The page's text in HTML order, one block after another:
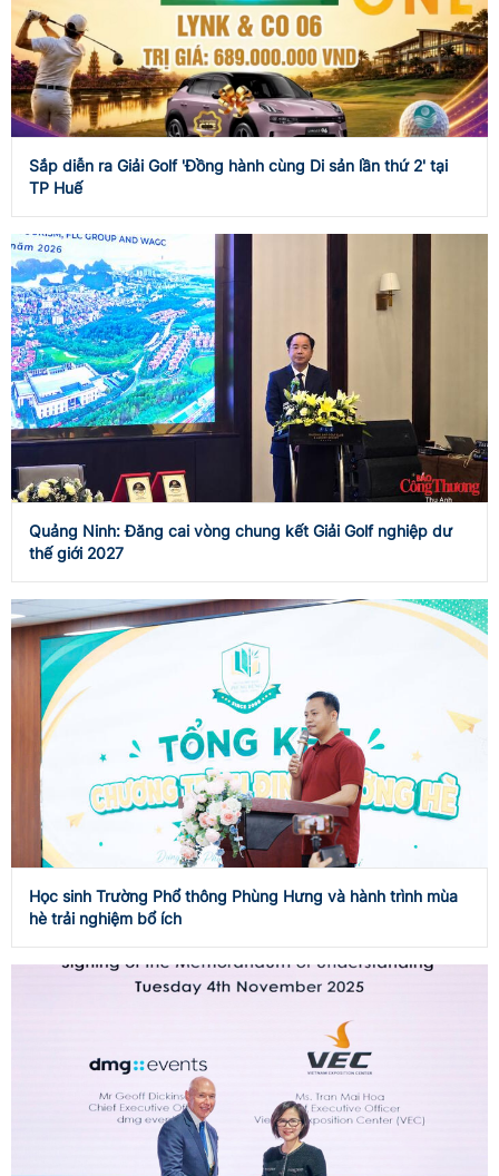
Sắp diễn ra Giải Golf 'Đồng hành cùng Di sản lần thứ 2' tại
TP Huế
Quảng Ninh: Đăng cai vòng chung kết Giải Golf nghiệp dư
thế giới 2027
Học sinh Trường Phổ thông Phùng Hưng và hành trình mùa
hè trải nghiệm bổ ích